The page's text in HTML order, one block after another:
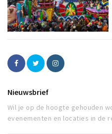
Nieuwsbrief
Wil je op de hoogte gehouden
evenementen en locaties in de